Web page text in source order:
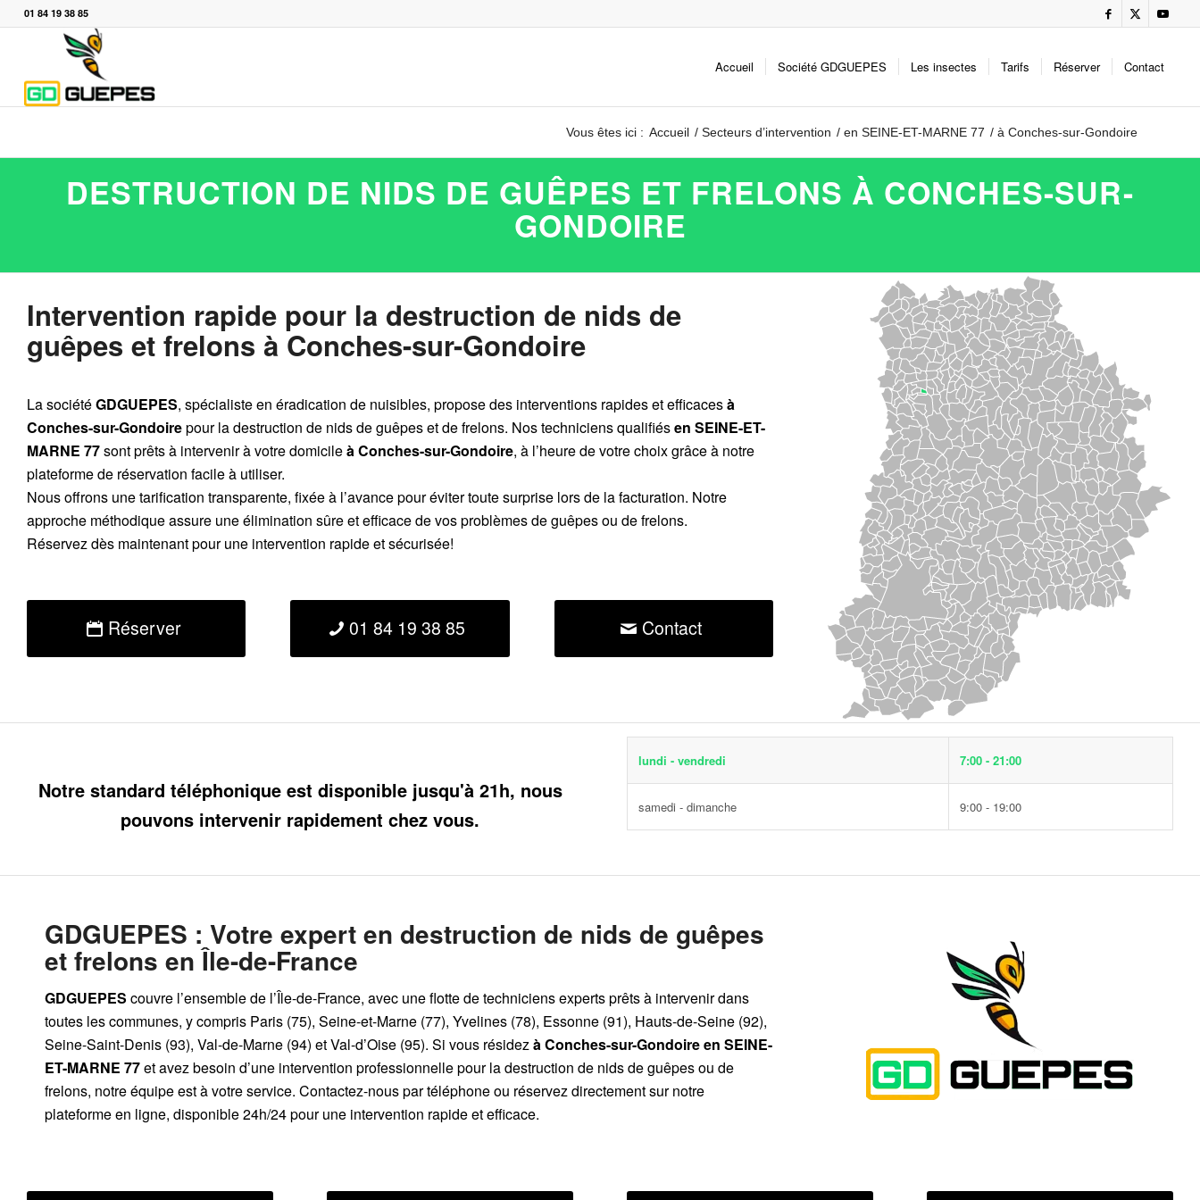
01 84 19 38 85
Accueil Société GDGUEPES Les insectes Tarifs Réserver Contact
Vous êtes ici : Accueil / Secteurs d’intervention / en SEINE-ET-MARNE 77 / à Conches-sur-Gondoire
DESTRUCTION DE NIDS DE GUÊPES ET FRELONS À CONCHES-SUR-
GONDOIRE
Intervention rapide pour la destruction de nids de
guêpes et frelons à Conches-sur-Gondoire
La sociétéGDGUEPES, spécialiste en éradication de nuisibles, propose des interventions rapides et efficacesà
Conches-sur-Gondoirepour la destruction de nids de guêpes et de frelons. Nos techniciens qualifiésen SEINE-ET-
MARNE 77sont prêts à intervenir à votre domicileà Conches-sur-Gondoire, à l’heure de votre choix grâce à notre
plateforme de réservation facile à utiliser.
Nous offrons une tarification transparente, fixée à l’avance pour éviter toute surprise lors de la facturation. Notre
approche méthodique assure une élimination sûre et efficace de vos problèmes de guêpes ou de frelons.
Réservez dès maintenant pour une intervention rapide et sécurisée!
Réserver 01 84 19 38 85 Contact
Notre standard téléphonique est disponible jusqu'à 21h, nous
pouvons intervenir rapidement chez vous.
lundi - vendredi 7:00 - 21:00
samedi - dimanche 9:00 - 19:00
GDGUEPES : Votre expert en destruction de nids de guêpes
et frelons en Île-de-France
GDGUEPES couvre l’ensemble de l’Île-de-France, avec une flotte de techniciens experts prêts à intervenir dans
toutes les communes, y compris Paris (75), Seine-et-Marne (77), Yvelines (78), Essonne (91), Hauts-de-Seine (92),
Seine-Saint-Denis (93), Val-de-Marne (94) et Val-d’Oise (95). Si vous résidez à Conches-sur-Gondoireen SEINE-
ET-MARNE 77et avez besoin d’une intervention professionnelle pour la destruction de nids de guêpes ou de
frelons, notre équipe est à votre service. Contactez-nous par téléphone ou réservez directement sur notre
plateforme en ligne, disponible 24h/24 pour une intervention rapide et efficace.